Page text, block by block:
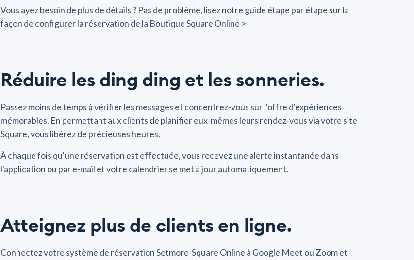
Vous ayez besoin de plus de détails ? Pas de problème, lisez notre guide étape par étape sur la
façon de configurer la réservation de la Boutique Square Online >
Réduire les ding ding et les sonneries.
Passez moins de temps à vérifier les messages et concentrez-vous sur l'offre d'expériences
mémorables. En permettant aux clients de planifier eux-mêmes leurs rendez-vous via votre site
Square, vous libérez de précieuses heures.
À chaque fois qu'une réservation est effectuée, vous recevez une alerte instantanée dans
l'application ou par e-mail et votre calendrier se met à jour automatiquement.
Atteignez plus de clients en ligne.
Connectez votre système de réservation Setmore-Square Online à Google Meet ou Zoom et